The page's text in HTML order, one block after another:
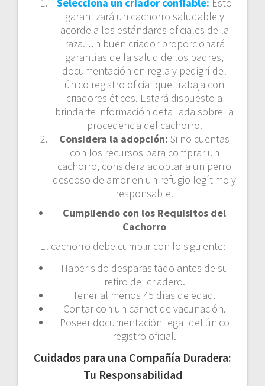
Selecciona un criador confiable: Esto
garantizará un cachorro saludable y
acorde a los estándares oficiales de la
raza. Un buen criador proporcionará
garantías de la salud de los padres,
documentación en regla y pedigrí del
único registro oficial que trabaja con
criadores éticos. Estará dispuesto a
brindarte información detallada sobre la
procedencia del cachorro.
Considera la adopción: Si no cuentas
con los recursos para comprar un
cachorro, considera adoptar a un perro
deseoso de amor en un refugio legítimo y
responsable.
Cumpliendo con los Requisitos del
Cachorro
El cachorro debe cumplir con lo siguiente:
Haber sido desparasitado antes de su
retiro del criadero.
Tener al menos 45 días de edad.
Contar con un carnet de vacunación.
Poseer documentación legal del único
registro oficial.
Cuidados para una Compañía Duradera:
Tu Responsabilidad